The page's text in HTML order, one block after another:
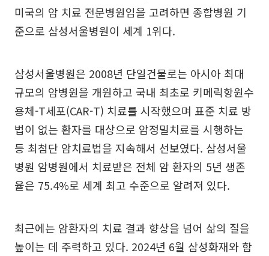
미국의 암 치료 전문병원임을 고려하면 종합병원 기
준으로 삼성서울병원이 세계 1위다.
삼성서울병원은 2008년 단일건물로는 아시아 최대
규모의 암병원을 개원하고 국내 최초로 키메릭항원수
용체-T세포(CAR-T) 치료를 시작했으며 표준 치료 방
법이 없는 환자를 대상으로 암정밀치료를 시행하는
등 최첨단 암치료법을 지속해서 선보였다. 삼성서울
병원 암병원에서 치료받은 전체 암 환자의 5년 생존
율은 75.4%로 세계 최고 수준으로 알려져 있다.
최근에는 암환자의 치료 결과 향상을 넘어 삶의 질을
높이는 데 주력하고 있다. 2024년 6월 삼성화재와 함